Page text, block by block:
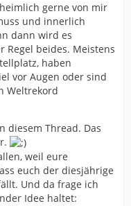
gerne von mir
und innerlich
dann wird es
Regel beides. Meistens
haben
vor Augen oder sind
Weltrekord
diesem Thread. Das
weil eure
euch der diesjährige
Und da frage ich
Idee haltet: